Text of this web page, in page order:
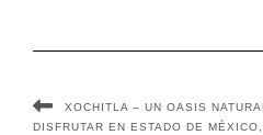
XOCHITLA – UN OASIS
DISFRUTAR EN ESTADO DE